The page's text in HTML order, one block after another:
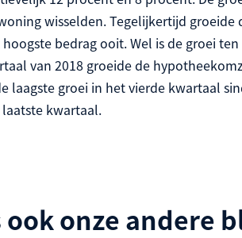
wisselden. Tegelijkertijd groeide
bedrag ooit. Wel is de groei ten
van 2018 groeide de
laagste groei in het vierde kwartaal
kwartaal.
ook onze andere